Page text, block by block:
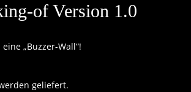
of Version 1.0
„Buzzer-Wall“!
geliefert.